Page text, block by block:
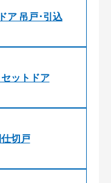
ア 吊戸･引込
ットドア
切戸